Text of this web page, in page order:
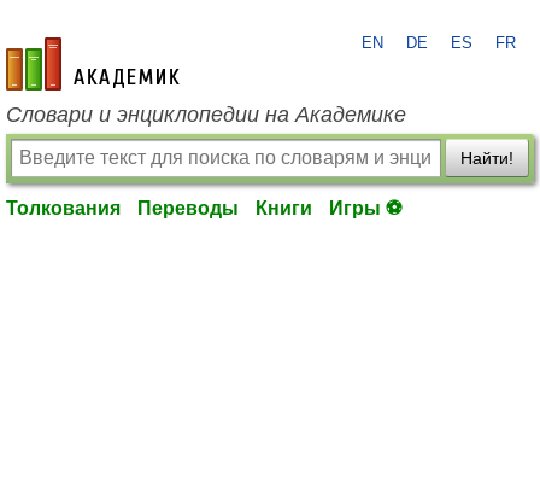
academic.ru
EN DE ES FR
Словари и энциклопедии на Академике
Найти!
Толкования Переводы Книги Игры ⚽